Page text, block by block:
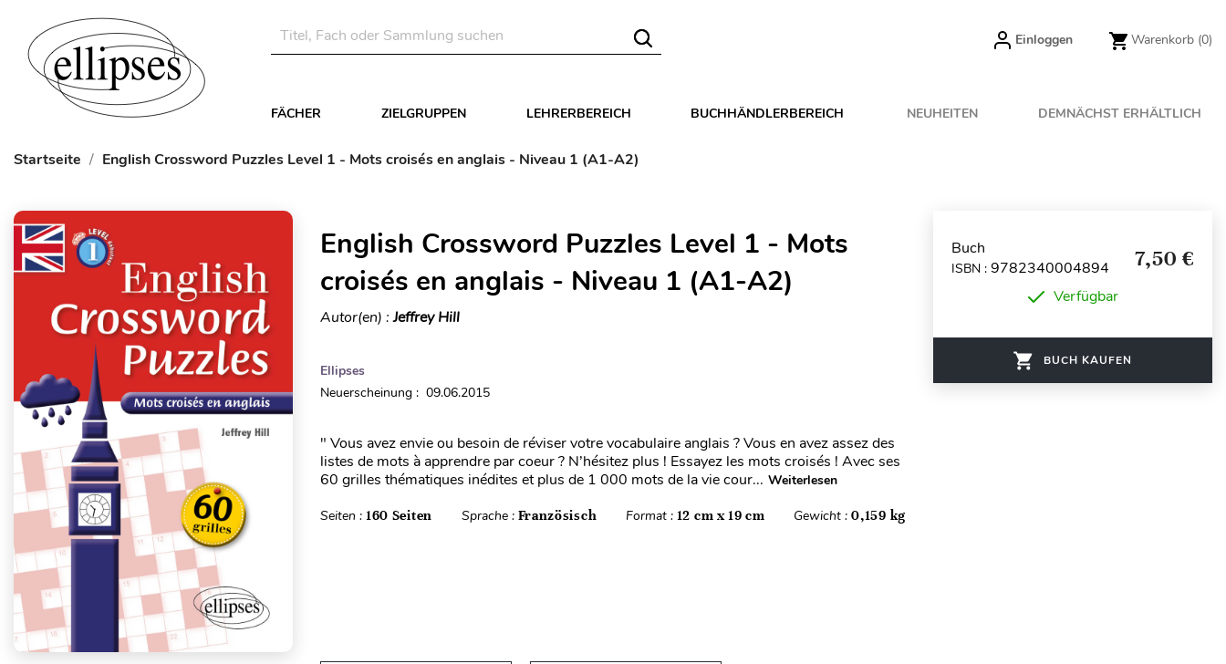
Einloggen Warenkorb (0)
FÄCHER ZIELGRUPPEN LEHRERBEREICH BUCHHÄNDLERBEREICH NEUHEITEN DEMNÄCHST ERHÄLTLICH
Startseite English Crossword Puzzles Level 1 - Mots croisés en anglais - Niveau 1 (A1-A2)
English Crossword Puzzles Level 1 - Mots
croisés en anglais - Niveau 1 (A1-A2)
Autor(en) :Jeffrey Hill
Ellipses
Neuerscheinung : 09.06.2015
" Vous avez envie ou besoin de réviser votre vocabulaire anglais ? Vous en avez assez des
listes de mots à apprendre par coeur ? N’hésitez plus ! Essayez les mots croisés ! Avec ses
60 grilles thématiques inédites et plus de 1 000 mots de la vie cour... Weiterlesen
Seiten : 160 Seiten Sprache : Französisch Format : 12 cm x 19 cm Gewicht :0,159 kg
Buch
ISBN : 9782340004894 7,50 €
Verfügbar
BUCH KAUFEN